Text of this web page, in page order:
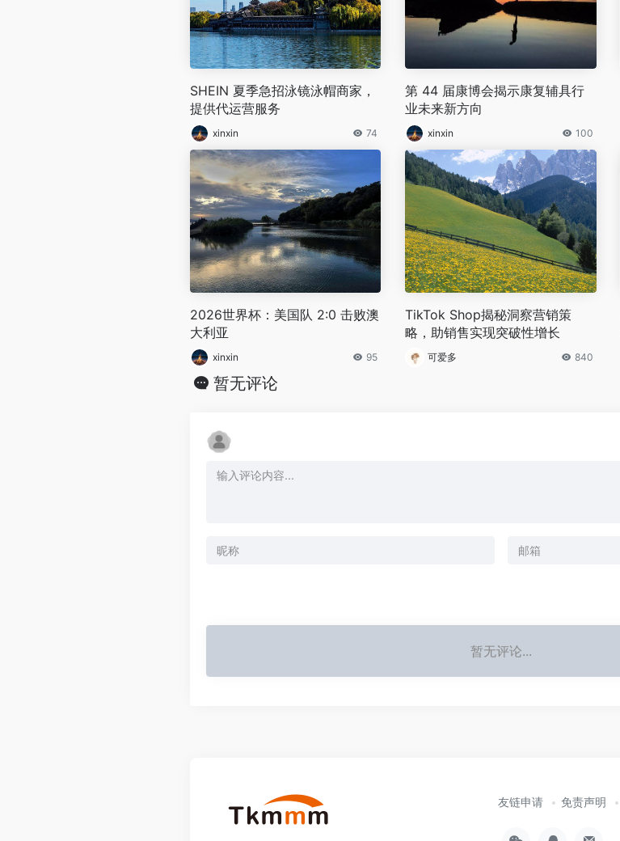
SHEIN 夏季急招泳镜泳帽商家，
提供代运营服务
xinxin 74
第 44 届康博会揭示康复辅具行
业未来新方向
xinxin 100
2026世界杯：美国队 2:0 击败澳
大利亚
xinxin 95
TikTok Shop揭秘洞察营销策
略，助销售实现突破性增长
可爱多 840
暂无评论
暂无评论...
友链申请 免责声明